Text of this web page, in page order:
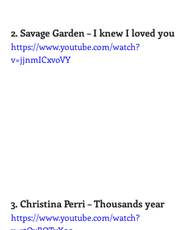
2. Savage Garden – I knew I loved you
https://www.youtube.com/watch?
v=jjnmICxvoVY
3. Christina Perri – Thousands year
https://www.youtube.com/watch?